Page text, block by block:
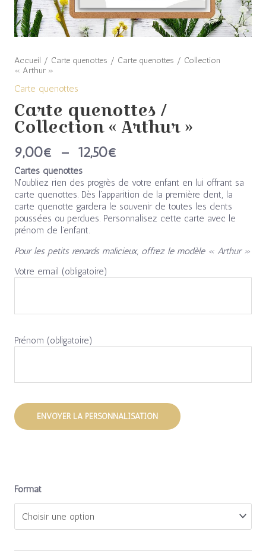
Accueil / Carte quenottes / Carte quenottes / Collection
« Arthur »
Carte quenottes
Carte quenottes /
Collection « Arthur »
9,00€ – 12,50€
Cartes quenottes
N’oubliez rien des progrès de votre enfant en lui offrant sa
carte quenottes. Dès l’apparition de la première dent, la
carte quenotte gardera le souvenir de toutes les dents
poussées ou perdues. Personnalisez cette carte avec le
prénom de l’enfant.
Pour les petits renards malicieux, offrez le modèle « Arthur »
Votre email (obligatoire)
Prénom (obligatoire)
Format